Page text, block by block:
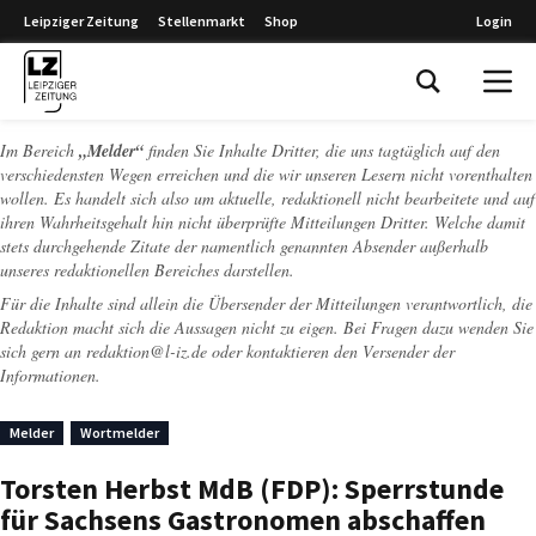
Leipziger Zeitung Stellenmarkt Shop Login
Im Bereich „Melder“ finden Sie Inhalte Dritter, die uns tagtäglich auf den
verschiedensten Wegen erreichen und die wir unseren Lesern nicht vorenthalten
wollen. Es handelt sich also um aktuelle, redaktionell nicht bearbeitete und auf
ihren Wahrheitsgehalt hin nicht überprüfte Mitteilungen Dritter. Welche damit
stets durchgehende Zitate der namentlich genannten Absender außerhalb
unseres redaktionellen Bereiches darstellen.
Für die Inhalte sind allein die Übersender der Mitteilungen verantwortlich, die
Redaktion macht sich die Aussagen nicht zu eigen. Bei Fragen dazu wenden Sie
sich gern an redaktion@l-iz.de oder kontaktieren den Versender der
Informationen.
Melder Wortmelder
Torsten Herbst MdB (FDP): Sperrstunde
für Sachsens Gastronomen abschaffen